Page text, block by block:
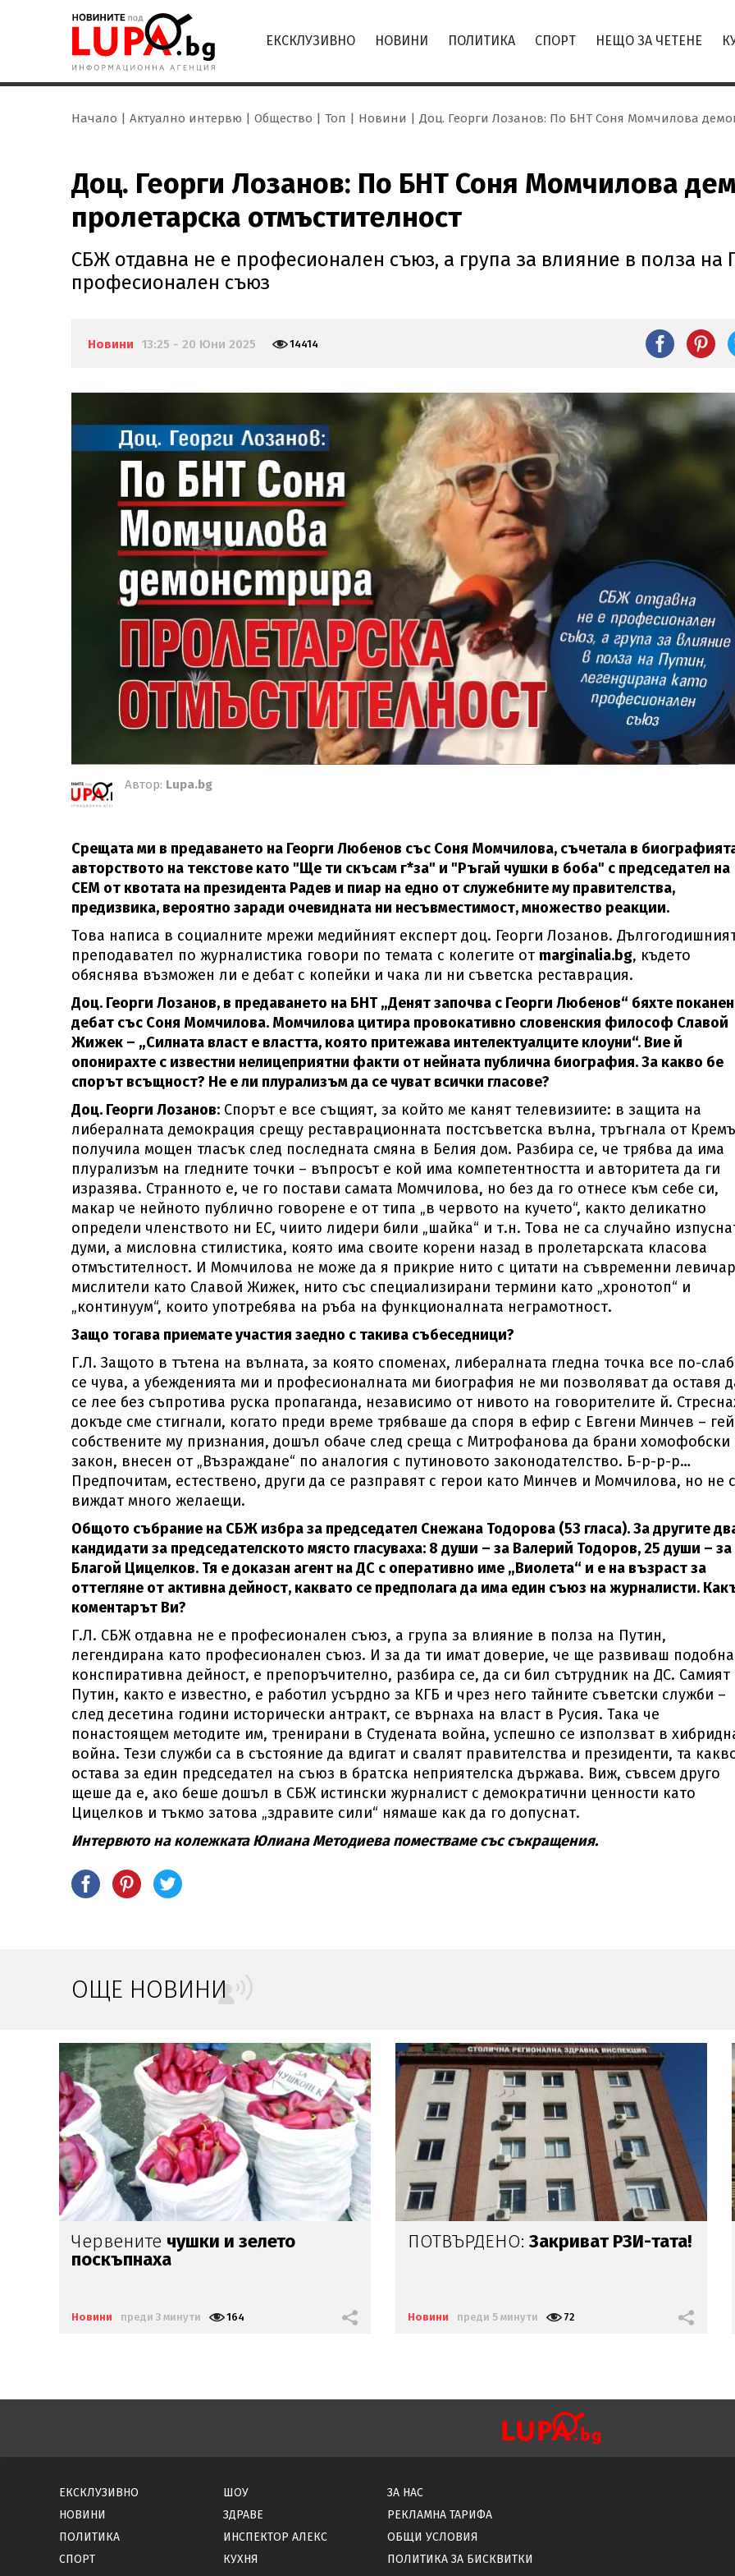
ЕКСКЛУЗИВНО НОВИНИ ПОЛИТИКА СПОРТ НЕЩО ЗА ЧЕТЕНЕ
Начало Актуално интервю Общество Топ Новини Доц. Георги Лозанов: По БНТ Соня Момчилова
Доц. Георги Лозанов: По БНТ Соня Момчилова
пролетарска отмъстителност
СБЖ отдавна не е професионален съюз, а група за влияние в полза на
професионален съюз
Новини 13:25 - 20 Юни 2025 14414
Автор: Lupa.bg
Срещата ми в предаването на Георги Любенов със Соня Момчилова, съчетала в
авторството на текстове като "Ще ти скъсам г*за" и "Ръгай чушки в боба" с председател на
СЕМ от квотата на президента Радев и пиар на едно от служебните му правителства,
предизвика, вероятно заради очевидната ни несъвместимост, множество реакции.
Това написа в социалните мрежи медийният експерт доц. Георги Лозанов.
преподавател по журналистика говори по темата с колегите от marginalia.bg, където
обяснява възможен ли е дебат с копейки и чака ли ни съветска реставрация.
Доц. Георги Лозанов, в предаването на БНТ „Денят започва с Георги Любенов“ бяхте
дебат със Соня Момчилова. Момчилова цитира провокативно словенския философ Славой
Жижек – „Силната власт е властта, която притежава интелектуалците клоуни“. Вие й
опонирахте с известни нелицеприятни факти от нейната публична биография. За какво бе
спорът всъщност? Не е ли плурализъм да се чуват всички гласове?
Доц. Георги Лозанов: Спорът е все същият, за който ме канят телевизиите: в защита на
либералната демокрация срещу реставрационната постсъветска вълна, тръгнала от
получила мощен тласък след последната смяна в Белия дом. Разбира се, че трябва да има
плурализъм на гледните точки – въпросът е кой има компетентността и авторитета да ги
изразява. Странното е, че го постави самата Момчилова, но без да го отнесе към себе си,
макар че нейното публично говорене е от типа „в червото на кучето“, както деликатно
определи членството ни ЕС, чиито лидери били „шайка“ и т.н. Това не са случайно
думи, а мисловна стилистика, която има своите корени назад в пролетарската класова
отмъстителност. И Момчилова не може да я прикрие нито с цитати на съвременни
мислители като Славой Жижек, нито със специализирани термини като „хронотоп“ и
„континуум“, които употребява на ръба на функционалната неграмотност.
Защо тогава приемате участия заедно с такива събеседници?
Г.Л. Защото в тътена на вълната, за която споменах, либералната гледна точка все по-
се чува, а убежденията ми и професионалната ми биография не ми позволяват да оставя
се лее без съпротива руска пропаганда, независимо от нивото на говорителите й.
докъде сме стигнали, когато преди време трябваше да споря в ефир с Евгени Минчев –
собствените му признания, дошъл обаче след среща с Митрофанова да брани хомофобски
закон, внесен от „Възраждане“ по аналогия с путиновото законодателство. Б-р-р-р…
Предпочитам, естествено, други да се разправят с герои като Минчев и Момчилова, но не
виждат много желаещи.
Общото събрание на СБЖ избра за председател Снежана Тодорова (53 гласа). За другите
кандидати за председателското място гласуваха: 8 души – за Валерий Тодоров, 25 души – за
Благой Цицелков. Тя е доказан агент на ДС с оперативно име „Виолета“ и е на възраст за
оттегляне от активна дейност, каквато се предполага да има един съюз на журналисти.
коментарът Ви?
Г.Л. СБЖ отдавна не е професионален съюз, а група за влияние в полза на Путин,
легендирана като професионален съюз. И за да ти имат доверие, че ще развиваш подобна
конспиративна дейност, е препоръчително, разбира се, да си бил сътрудник на ДС. Самият
Путин, както е известно, е работил усърдно за КГБ и чрез него тайните съветски служби –
след десетина години исторически антракт, се върнаха на власт в Русия. Така че
понастоящем методите им, тренирани в Студената война, успешно се използват в
война. Тези служби са в състояние да вдигат и свалят правителства и президенти, та
остава за един председател на съюз в братска неприятелска държава. Виж, съвсем друго
щеше да е, ако беше дошъл в СБЖ истински журналист с демократични ценности като
Цицелков и тъкмо затова „здравите сили“ нямаше как да го допуснат.
Интервюто на колежката Юлиана Методиева поместваме със съкращения.
ОЩЕ НОВИНИ
ПОТВЪРДЕНО:Закриват РЗИ-тата!
Новини преди 5 минути 72
Над13 000 непълнолетни
в България
Новини преди 19 минути 408
ЕКСКЛУЗИВНО
НОВИНИ
ПОЛИТИКА
СПОРТ
ШОУ
ЗДРАВЕ
ИНСПЕКТОР АЛЕКС
КУХНЯ
ЗА НАС
РЕКЛАМНА ТАРИФА
ОБЩИ УСЛОВИЯ
ПОЛИТИКА ЗА БИСКВИТКИ